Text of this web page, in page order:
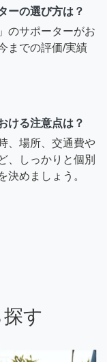
ーの選び方は？
のサポーターがお
までの評価/実績
ける注意点は？
、場所、交通費や
、しっかりと個別
決めましょう。
す